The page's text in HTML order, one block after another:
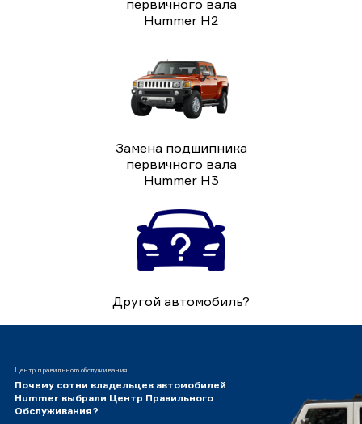
первичного вала
Hummer H2
Замена подшипника
первичного вала
Hummer H3
Другой автомобиль?
Центр правильного обслуживания
Почему сотни владельцев автомобилей
Hummer выбрали Центр Правильного
Обслуживания?